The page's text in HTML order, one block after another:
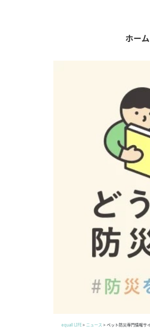
ホーム
equall LIFE> ニュース > ペット防災専門情報サ